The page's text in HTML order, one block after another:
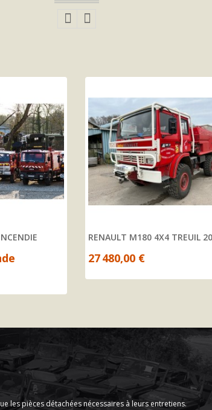
RENAULT M180 4X4 TREUIL
27 480,00 €
les pièces détachées nécessaires à leurs entretiens.